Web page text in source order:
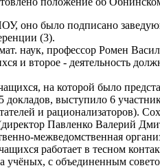
оно было подписано
(3).
наук, профессор Ромен
и второе - деятельность
на которой было
выступило 6
и рационализаторов).
Павленко Валерий
межведомственная
работает в тесном
учёных, с объединенным